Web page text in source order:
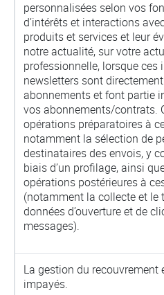
personnalisées selon vos
d’intérêts et interactions
produits et services et leur
notre actualité, sur votre
professionnelle, lorsque
newsletters sont
abonnements et font partie
vos abonnements/contrats.
opérations préparatoires à
notamment la sélection de
destinataires des envois, y
biais d’un profilage, ainsi
opérations postérieures à
(notamment la collecte et le
données d’ouverture et de
messages).
La gestion du recouvrement
impayés.